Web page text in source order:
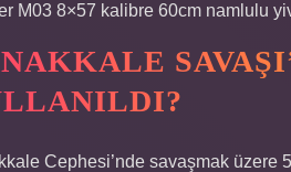
M03 8×57 kalibre 60cm namlulu
Cephesi’nde savaşmak üzere